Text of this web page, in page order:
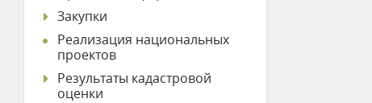
Закупки
Реализация национальных
проектов
Результаты кадастровой
оценки